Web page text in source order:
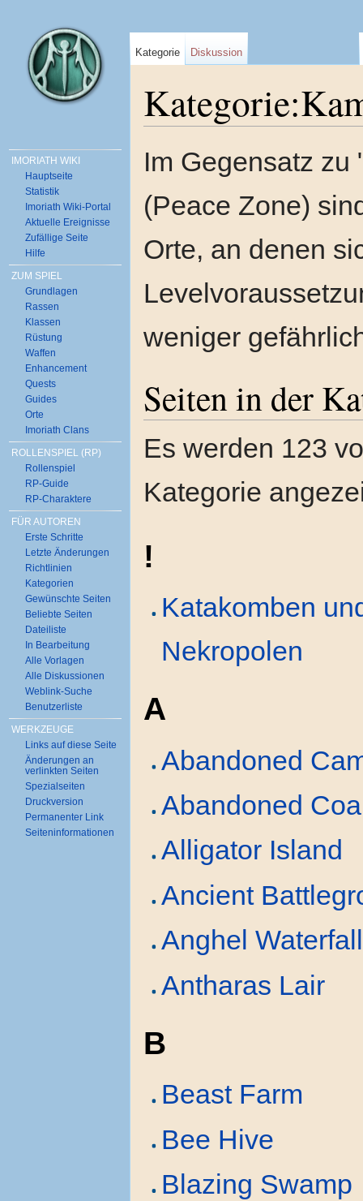
Im Gegensatz zu
(Peace Zone)
Orte, an denen
weniger
Seiten in der
Es werden 123
Kategorie
!
Katakomben
Nekropolen
A
Abandoned
Abandoned
Alligator Island
Ancient
Anghel Waterfall
Antharas Lair
B
Beast Farm
Bee Hive
Blazing Swamp
Kategorie Diskussion
IMORIATH WIKI
Hauptseite
Statistik
Imoriath Wiki-Portal
Aktuelle Ereignisse
Zufällige Seite
Hilfe
ZUM SPIEL
Grundlagen
Rassen
Klassen
Rüstung
Waffen
Enhancement
Quests
Guides
Orte
Imoriath Clans
ROLLENSPIEL (RP)
Rollenspiel
RP-Guide
RP-Charaktere
FÜR AUTOREN
Erste Schritte
Letzte Änderungen
Richtlinien
Kategorien
Gewünschte Seiten
Beliebte Seiten
Dateiliste
In Bearbeitung
Alle Vorlagen
Alle Diskussionen
Weblink-Suche
Benutzerliste
WERKZEUGE
Links auf diese Seite
Änderungen an
verlinkten Seiten
Spezialseiten
Druckversion
Permanenter Link
Seiten­informationen